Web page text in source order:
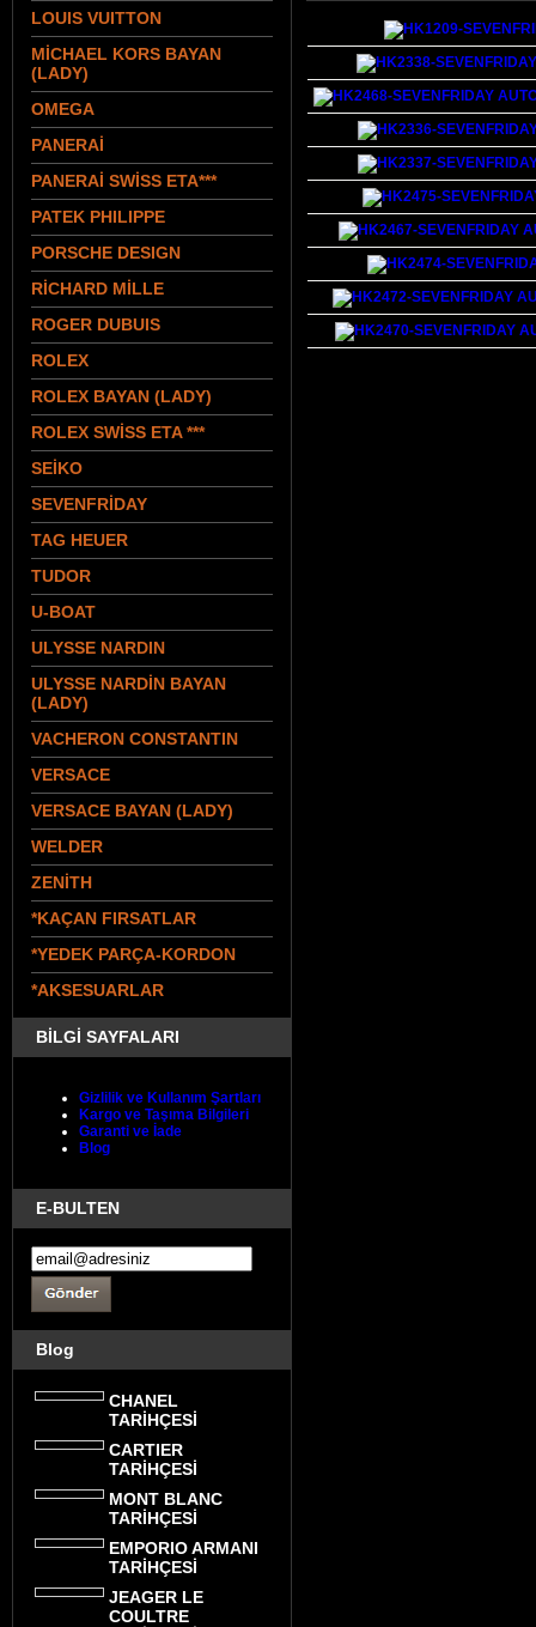
LOUIS VUITTON
MİCHAEL KORS BAYAN
(LADY)
OMEGA
PANERAİ
PANERAİ SWİSS ETA***
PATEK PHILIPPE
PORSCHE DESIGN
RİCHARD MİLLE
ROGER DUBUIS
ROLEX
ROLEX BAYAN (LADY)
ROLEX SWİSS ETA ***
SEİKO
SEVENFRİDAY
TAG HEUER
TUDOR
U-BOAT
ULYSSE NARDIN
ULYSSE NARDİN BAYAN
(LADY)
VACHERON CONSTANTIN
VERSACE
VERSACE BAYAN (LADY)
WELDER
ZENİTH
*KAÇAN FIRSATLAR
*YEDEK PARÇA-KORDON
*AKSESUARLAR
BİLGİ SAYFALARI
Gizlilik ve Kullanım Şartları
Kargo ve Taşıma Bilgileri
Garanti ve İade
Blog
E-BULTEN
Blog
CHANEL
TARİHÇESİ
CARTIER
TARİHÇESİ
MONT BLANC
TARİHÇESİ
EMPORIO ARMANI
TARİHÇESİ
JEAGER LE
COULTRE